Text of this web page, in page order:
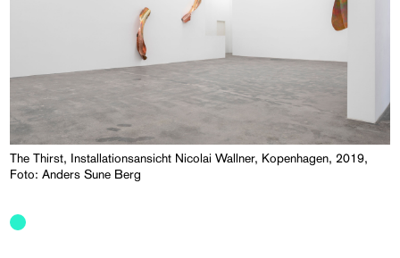
The Thirst, Installationsansicht Nicolai Wallner, Kopenhagen, 2019,
Foto: Anders Sune Berg